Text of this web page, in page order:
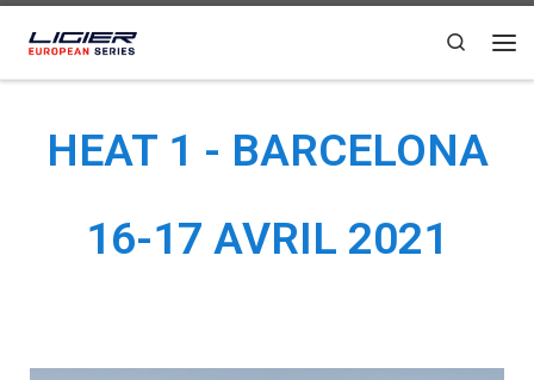
Passer au contenu Search
HEAT 1 - BARCELONA
16-17 AVRIL 2021